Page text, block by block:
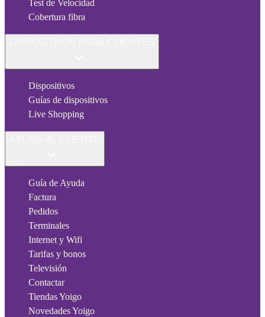
Test de Velocidad
Cobertura fibra
Dispositivos
Guías de dispositivos
Live Shopping
Guía de Ayuda
Factura
Pedidos
Terminales
Internet y Wifi
Tarifas y bonos
Televisión
Contactar
Tiendas Yoigo
Novedades Yoigo